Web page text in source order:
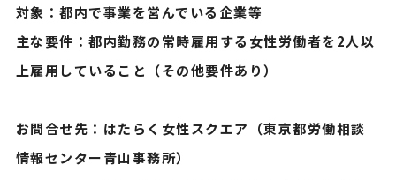
対象：都内で事業を営んでいる企業等
主な要件：都内勤務の常時雇用する女性労働者を2人以
上雇用していること（その他要件あり）
お問合せ先：はたらく女性スクエア（東京都労働相談
情報センター青山事務所）